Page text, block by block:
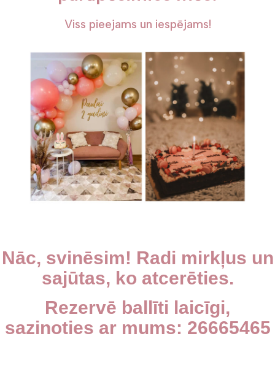
Viss pieejams un iespējams!
Nāc, svinēsim! Radi mirkļus un
sajūtas, ko atcerēties.
Rezervē ballīti laicīgi,
sazinoties ar mums: 26665465